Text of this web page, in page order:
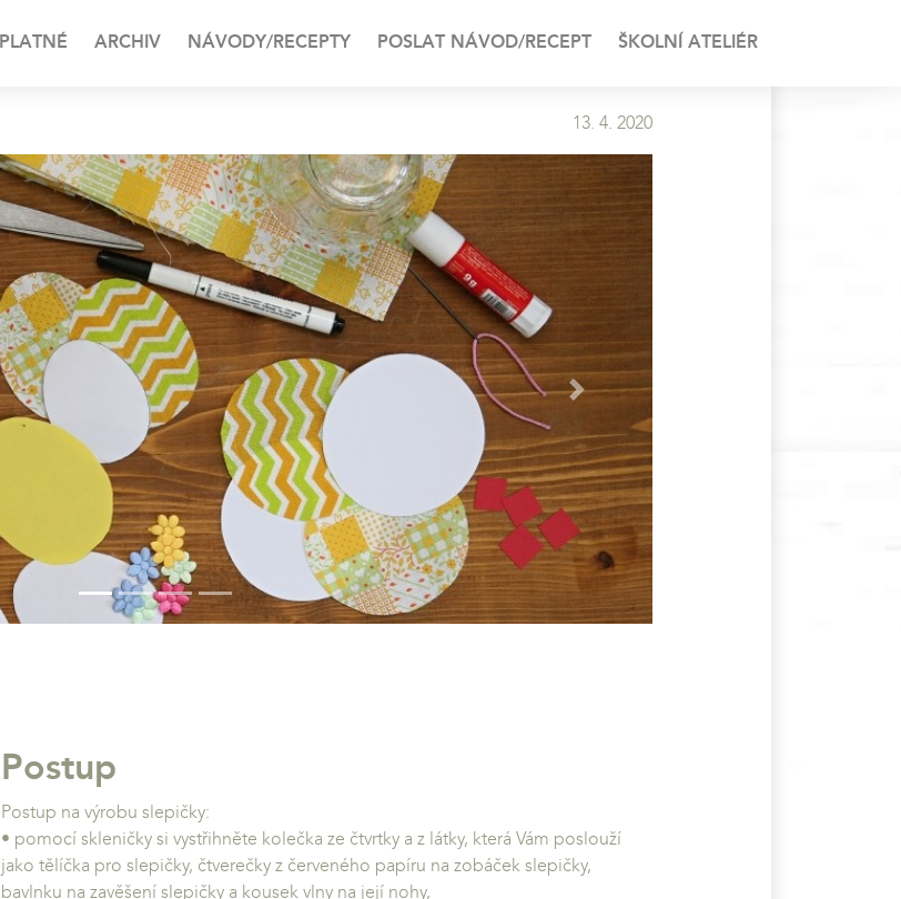
ARCHIV NÁVODY/RECEPTY POSLAT NÁVOD/RECEPT ŠKOLNÍ ATELIÉR
13. 4. 2020
Next
Postup
Postup na výrobu slepičky:
• pomocí skleničky si vystřihněte kolečka ze čtvrtky a z látky, která Vám poslouží
jako tělíčka pro slepičky, čtverečky z červeného papíru na zobáček slepičky,
bavlnku na zavěšení slepičky a kousek vlny na její nohy,